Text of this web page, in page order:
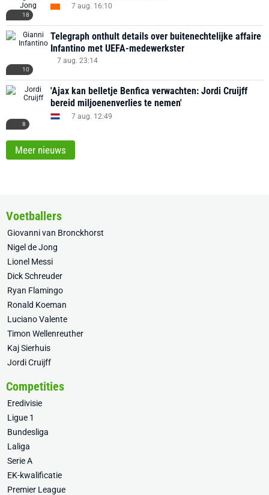
18
7 aug. 16:10
10
Telegraph onthult details over buitenechtelijke affaire
Infantino met UEFA-medewerkster
7 aug. 23:14
8
'Ajax kan belletje Benfica verwachten: Jordi Cruijff
bereid miljoenenverlies te nemen'
7 aug. 12:49
Meer nieuws
Voetballers
Giovanni van Bronckhorst
Nigel de Jong
Lionel Messi
Dick Schreuder
Ryan Flamingo
Ronald Koeman
Luciano Valente
Timon Wellenreuther
Kaj Sierhuis
Jordi Cruijff
Competities
Eredivisie
Ligue 1
Bundesliga
Laliga
Serie A
EK-kwalificatie
Premier League